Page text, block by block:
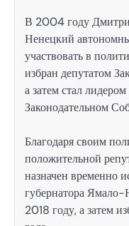
В 2004 году
Ненецкий
участвовать в
избран депутатом
а затем стал
Законодательном
Благодаря своим
положительной
назначен временно
губернатора Ямало-
2018 году, а затем